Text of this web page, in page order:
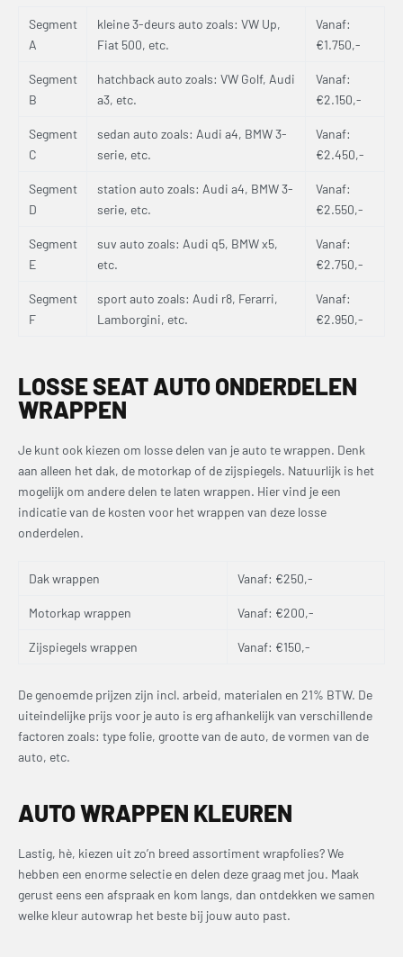
Segment
A
kleine 3-deurs auto zoals: VW Up,
Fiat 500, etc.
Vanaf:
€1.750,-
Segment
B
hatchback auto zoals: VW Golf, Audi
a3, etc.
Vanaf:
€2.150,-
Segment
C
sedan auto zoals: Audi a4, BMW 3-
serie, etc.
Vanaf:
€2.450,-
Segment
D
station auto zoals: Audi a4, BMW 3-
serie, etc.
Vanaf:
€2.550,-
Segment
E
suv auto zoals: Audi q5, BMW x5,
etc.
Vanaf:
€2.750,-
Segment
F
sport auto zoals: Audi r8, Ferarri,
Lamborgini, etc.
Vanaf:
€2.950,-
LOSSE SEAT AUTO ONDERDELEN
WRAPPEN
Je kunt ook kiezen om losse delen van je auto te wrappen. Denk
aan alleen het dak, de motorkap of de zijspiegels. Natuurlijk is het
mogelijk om andere delen te laten wrappen. Hier vind je een
indicatie van de kosten voor het wrappen van deze losse
onderdelen.
Dak wrappen Vanaf: €250,-
Motorkap wrappen Vanaf: €200,-
Zijspiegels wrappen Vanaf: €150,-
De genoemde prijzen zijn incl. arbeid, materialen en 21% BTW. De
uiteindelijke prijs voor je auto is erg afhankelijk van verschillende
factoren zoals: type folie, grootte van de auto, de vormen van de
auto, etc.
AUTO WRAPPEN KLEUREN
Lastig, hè, kiezen uit zo’n breed assortiment wrapfolies? We
hebben een enorme selectie en delen deze graag met jou. Maak
gerust eens een afspraak en kom langs, dan ontdekken we samen
welke kleur autowrap het beste bij jouw auto past.